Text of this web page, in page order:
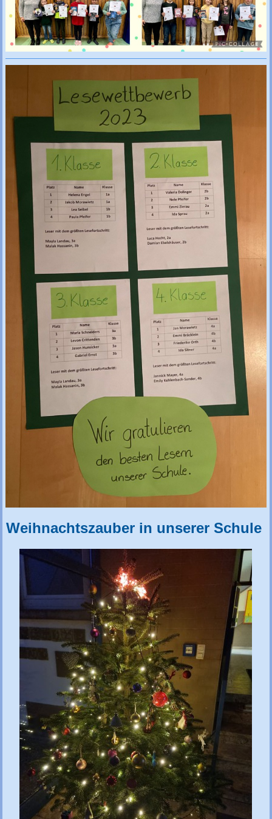
Weihnachtszauber in unserer Schule